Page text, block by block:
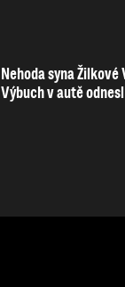
Nehoda syna
Výbuch v autě